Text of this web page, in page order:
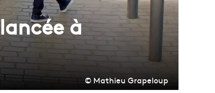
à
© Mathieu Grapeloup